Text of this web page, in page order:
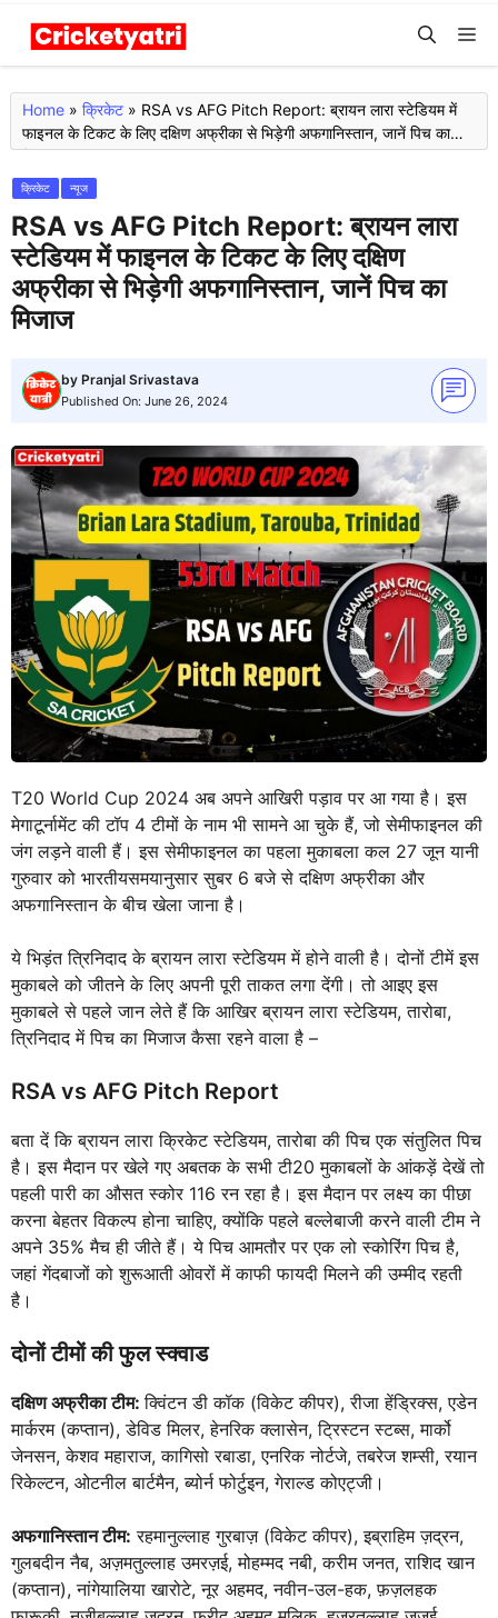
Skip
content
Home » क्रिकेट » RSA vs AFG Pitch Report: ब्रायन लारा स्टेडियम में
फाइनल के टिकट के लिए दक्षिण अफ्रीका से भिड़ेगी अफगानिस्तान, जानें पिच का
मिजाज
क्रिकेट न्यूज
RSA vs AFG Pitch Report: ब्रायन लारा
स्टेडियम में फाइनल के टिकट के लिए दक्षिण
अफ्रीका से भिड़ेगी अफगानिस्तान, जानें पिच का
मिजाज
by Pranjal Srivastava
Published On: June 26, 2024
T20 World Cup 2024 अब अपने आखिरी पड़ाव पर आ गया है। इस
मेगाटूर्नामेंट की टॉप 4 टीमों के नाम भी सामने आ चुके हैं, जो सेमीफाइनल की
जंग लड़ने वाली हैं। इस सेमीफाइनल का पहला मुकाबला कल 27 जून यानी
गुरुवार को भारतीयसमयानुसार सुबर 6 बजे से दक्षिण अफ्रीका और
अफगानिस्तान के बीच खेला जाना है।
ये भिड़ंत त्रिनिदाद के ब्रायन लारा स्टेडियम में होने वाली है। दोनों टीमें इस
मुकाबले को जीतने के लिए अपनी पूरी ताकत लगा देंगी। तो आइए इस
मुकाबले से पहले जान लेते हैं कि आखिर ब्रायन लारा स्टेडियम, तारोबा,
त्रिनिदाद में पिच का मिजाज कैसा रहने वाला है –
RSA vs AFG Pitch Report
बता दें कि ब्रायन लारा क्रिकेट स्टेडियम, तारोबा की पिच एक संतुलित पिच
है। इस मैदान पर खेले गए अबतक के सभी टी20 मुकाबलों के आंकड़ें देखें तो
पहली पारी का औसत स्कोर 116 रन रहा है। इस मैदान पर लक्ष्य का पीछा
करना बेहतर विकल्प होना चाहिए, क्योंकि पहले बल्लेबाजी करने वाली टीम ने
अपने 35% मैच ही जीते हैं। ये पिच आमतौर पर एक लो स्कोरिंग पिच है,
जहां गेंदबाजों को शुरूआती ओवरों में काफी फायदी मिलने की उम्मीद रहती
है।
दोनों टीमों की फुल स्क्वाड
दक्षिण अफ्रीका टीम:क्विंटन डी कॉक (विकेट कीपर), रीजा हेंड्रिक्स, एडेन
मार्करम (कप्तान), डेविड मिलर, हेनरिक क्लासेन, ट्रिस्टन स्टब्स, मार्को
जेनसन, केशव महाराज, कागिसो रबाडा, एनरिक नोर्टजे, तबरेज शम्सी, रयान
रिकेल्टन, ओटनील बार्टमैन, ब्योर्न फोर्टुइन, गेराल्ड कोएट्जी।
अफगानिस्तान टीम: रहमानुल्लाह गुरबाज़ (विकेट कीपर), इब्राहिम ज़द्रन,
गुलबदीन नैब, अज़मतुल्लाह उमरज़ई, मोहम्मद नबी, करीम जनत, राशिद खान
(कप्तान), नांगेयालिया खारोटे, नूर अहमद, नवीन-उल-हक, फ़ज़लहक